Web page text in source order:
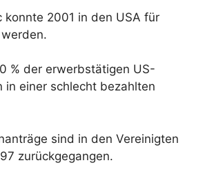
konnte 2001 in den USA für
% der erwerbstätigen US-
in einer schlecht bezahlten
sind in den Vereinigten
zurückgegangen.